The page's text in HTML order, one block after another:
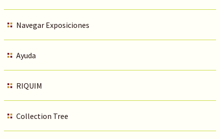
Navegar Exposiciones
Ayuda
RIQUIM
Collection Tree